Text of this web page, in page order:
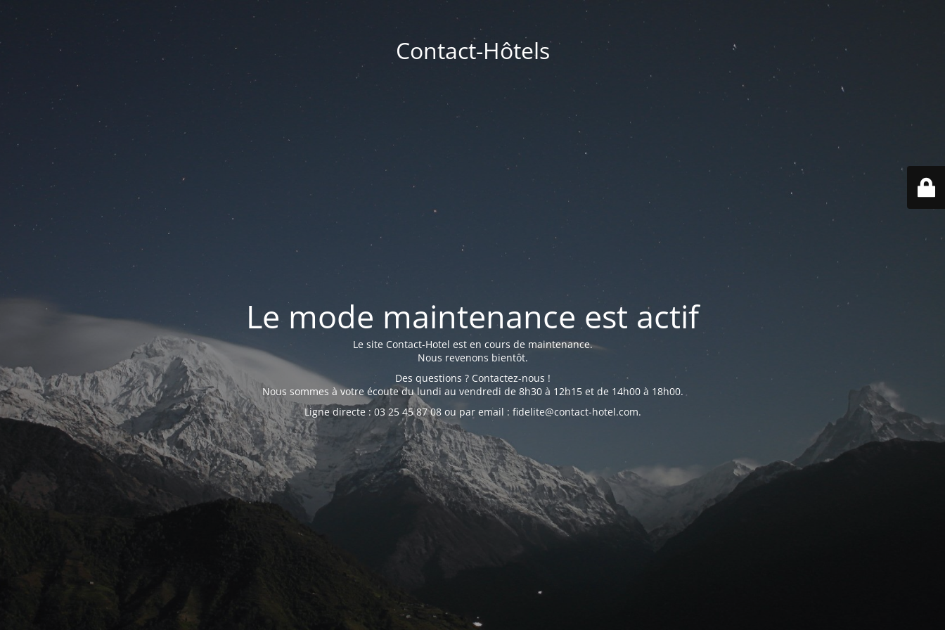
Contact-Hôtels
Le mode maintenance est actif
Le site Contact-Hotel est en cours de maintenance.
Nous revenons bientôt.
Des questions ? Contactez-nous !
Nous sommes à votre écoute du lundi au vendredi de 8h30 à 12h15 et de 14h00 à 18h00.
Ligne directe : 03 25 45 87 08 ou par email : fidelite@contact-hotel.com.